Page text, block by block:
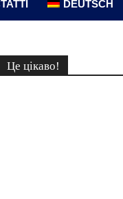
DEUTSCH
Це цікаво!